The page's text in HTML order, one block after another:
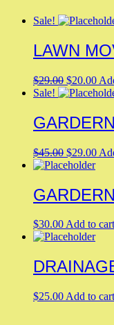
Sale!
LAWN
$29.00 Original
price
$29.00.
$20.00
Sale!
$45.00 Original
price
$45.00.
$29.00
$30.00Add to cart
$25.00 Add to cart